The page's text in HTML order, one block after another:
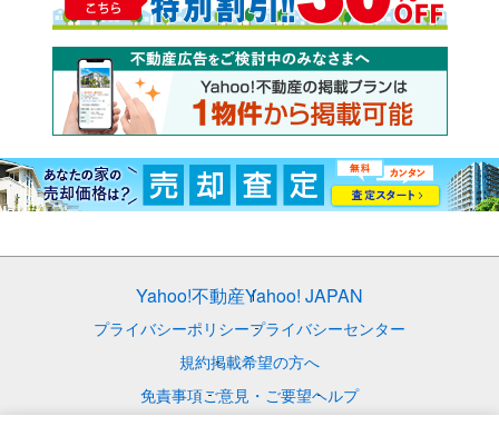
Yahoo!不動産Yahoo! JAPAN
プライバシーポリシープライバシーセンター
規約掲載希望の方へ
免責事項ご意見・ご要望ヘルプ
© LY Corporation